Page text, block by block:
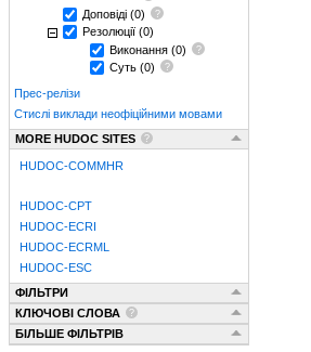
Доповіді (0)
Резолюції (0)
Виконання (0)
Суть (0)
Прес-релізи
Стислі виклади неофіційними мовами
MORE HUDOC SITES
HUDOC-COMMHR
HUDOC-CPT
HUDOC-ECRI
HUDOC-ECRML
HUDOC-ESC
ФІЛЬТРИ
КЛЮЧОВІ СЛОВА
БІЛЬШЕ ФІЛЬТРІВ